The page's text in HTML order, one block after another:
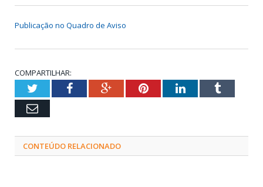
Publicação no Quadro de Aviso
COMPARTILHAR:
TwitterFacebookGoogle+PinterestLinkedInTumblr
Email
CONTEÚDO RELACIONADO